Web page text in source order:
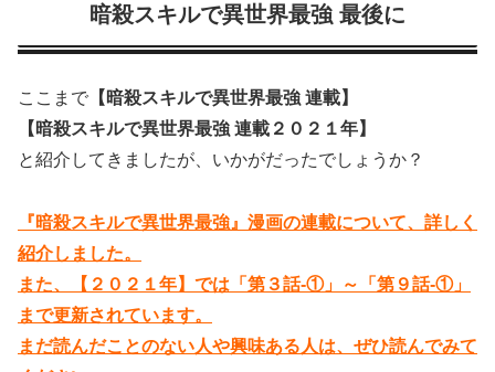
暗殺スキルで異世界最強 最後に
ここまで 【暗殺スキルで異世界最強 連載】
【暗殺スキルで異世界最強 連載２０２１年】
と紹介してきましたが、いかがだったでしょうか？
『暗殺スキルで異世界最強』漫画の連載について、詳しく
紹介しました。
また、【２０２１年】では「第３話-①」～「第９話-①」
まで更新されています。
まだ読んだことのない人や興味ある人は、ぜひ読んでみて